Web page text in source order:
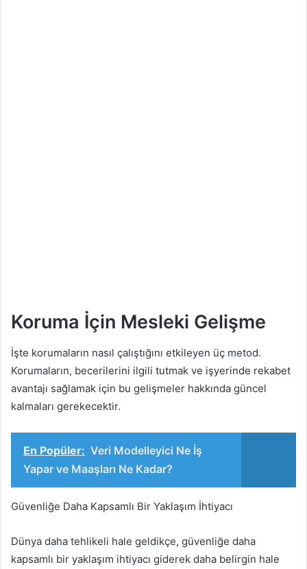
Koruma İçin Mesleki Gelişme
İşte korumaların nasıl çalıştığını etkileyen üç metod.
Korumaların, becerilerini ilgili tutmak ve işyerinde rekabet
avantajı sağlamak için bu gelişmeler hakkında güncel
kalmaları gerekecektir.
En Popüler: Veri Modelleyici Ne İş
Yapar ve Maaşları Ne Kadar?
Güvenliğe Daha Kapsamlı Bir Yaklaşım İhtiyacı
Dünya daha tehlikeli hale geldikçe, güvenliğe daha
kapsamlı bir yaklaşım ihtiyacı giderek daha belirgin hale